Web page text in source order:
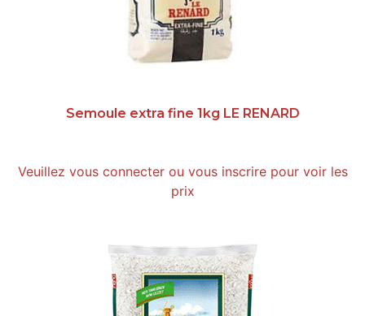
Semoule extra fine 1kg LE RENARD
Veuillez vous connecter ou vous inscrire pour voir les
prix